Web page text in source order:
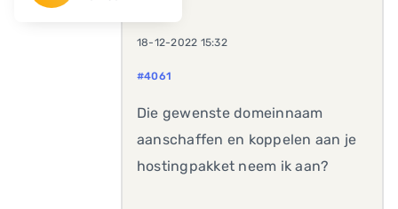
18-12-2022 15:32
#4061
Die gewenste domeinnaam
aanschaffen en koppelen aan je
hostingpakket neem ik aan?